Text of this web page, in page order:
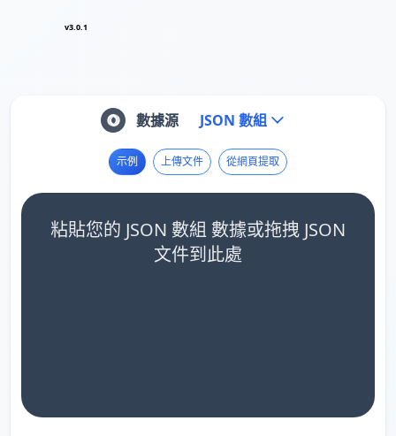
v3.0.1
數據源 JSON 數組
示例 上傳文件 從網頁提取
粘貼您的 JSON 數組 數據或拖拽 JSON
文件到此處